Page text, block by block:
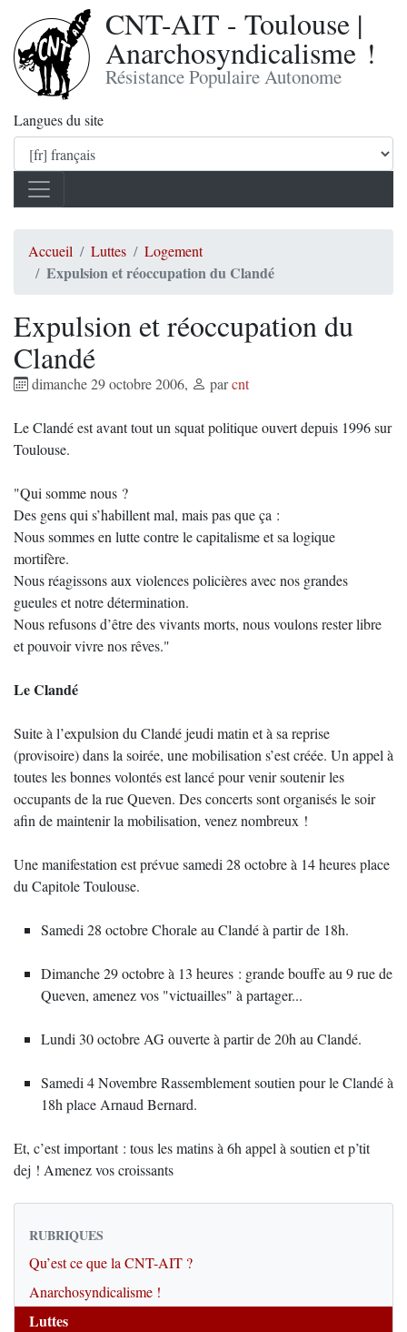
CNT-AIT - Toulouse |
Anarchosyndicalisme !
Résistance Populaire Autonome
Langues du site
Accueil Luttes Logement
Expulsion et réoccupation du Clandé
Expulsion et réoccupation du
Clandé
dimanche 29 octobre 2006, parcnt
Le Clandé est avant tout un squat politique ouvert depuis 1996 sur
Toulouse.
"Qui somme nous ?
Des gens qui s’habillent mal, mais pas que ça :
Nous sommes en lutte contre le capitalisme et sa logique
mortifère.
Nous réagissons aux violences policières avec nos grandes
gueules et notre détermination.
Nous refusons d’être des vivants morts, nous voulons rester libre
et pouvoir vivre nos rêves."
Le Clandé
Suite à l’expulsion du Clandé jeudi matin et à sa reprise
(provisoire) dans la soirée, une mobilisation s’est créée. Un appel à
toutes les bonnes volontés est lancé pour venir soutenir les
occupants de la rue Queven. Des concerts sont organisés le soir
afin de maintenir la mobilisation, venez nombreux !
Une manifestation est prévue samedi 28 octobre à 14 heures place
du Capitole Toulouse.
Samedi 28 octobre Chorale au Clandé à partir de 18h.
Dimanche 29 octobre à 13 heures : grande bouffe au 9 rue de
Queven, amenez vos "victuailles" à partager...
Lundi 30 octobre AG ouverte à partir de 20h au Clandé.
Samedi 4 Novembre Rassemblement soutien pour le Clandé à
18h place Arnaud Bernard.
Et, c’est important : tous les matins à 6h appel à soutien et p’tit
dej ! Amenez vos croissants
RUBRIQUES
Qu’est ce que la CNT-AIT ?
Anarchosyndicalisme !
Luttes